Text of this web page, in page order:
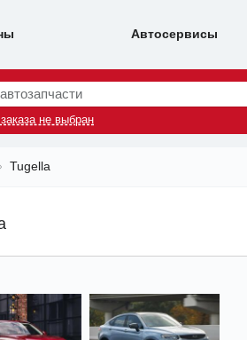
Автосервисы
не выбран
Tugella